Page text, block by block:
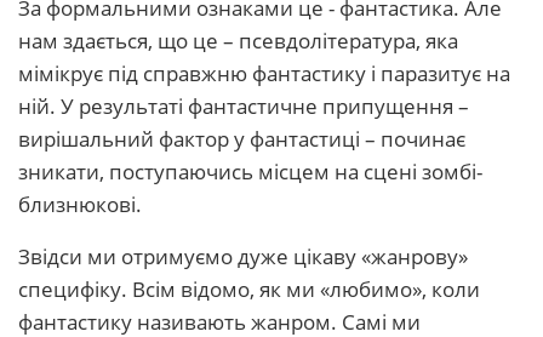
За формальними ознаками це - фантастика. Але
нам здається, що це – псевдолітература, яка
мімікрує під справжню фантастику і паразитує на
ній. У результаті фантастичне припущення –
вирішальний фактор у фантастиці – починає
зникати, поступаючись місцем на сцені зомбі-
близнюкові.
Звідси ми отримуємо дуже цікаву «жанрову»
специфіку. Всім відомо, як ми «любимо», коли
фантастику називають жанром. Самі ми